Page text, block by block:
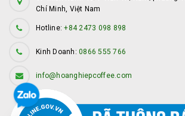
Chí Minh, Việt Nam
Hotline:+84 2473 098 898
Kinh Doanh: 0866 555 766
info@hoanghiepcoffee.com